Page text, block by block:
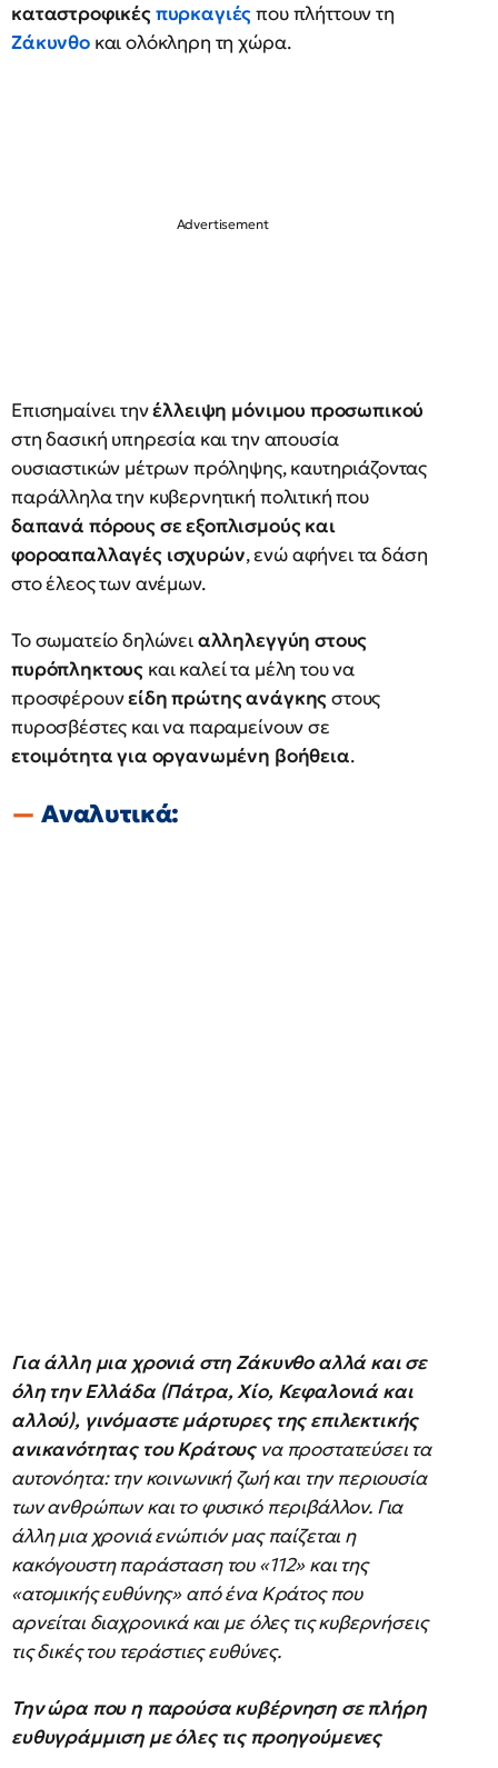
καταστροφικέςπυρκαγιέςπου πλήττουν τη
Ζάκυνθο και ολόκληρη τη χώρα.
Επισημαίνει τηνέλλειψη μόνιμου προσωπικού
στη δασική υπηρεσία και την απουσία
ουσιαστικών μέτρων πρόληψης, καυτηριάζοντας
παράλληλα την κυβερνητική πολιτική που
δαπανά πόρους σε εξοπλισμούς και
φοροαπαλλαγές ισχυρών, ενώ αφήνει τα δάση
στο έλεος των ανέμων.
Το σωματείο δηλώνειαλληλεγγύη στους
πυρόπληκτους και καλεί τα μέλη του να
προσφέρουνείδη πρώτης ανάγκηςστους
πυροσβέστες και να παραμείνουν σε
ετοιμότητα για οργανωμένη βοήθεια.
Αναλυτικά:
Για άλλη μια χρονιά στη Ζάκυνθο αλλά και σε
όλη την Ελλάδα (Πάτρα, Χίο, Κεφαλονιά και
αλλού), γινόμαστε μάρτυρες της επιλεκτικής
ανικανότητας του Κράτουςνα προστατεύσει τα
αυτονόητα: την κοινωνική ζωή και την περιουσία
των ανθρώπων και το φυσικό περιβάλλον. Για
άλλη μια χρονιά ενώπιόν μας παίζεται η
κακόγουστη παράσταση του «112» και της
«ατομικής ευθύνης» από ένα Κράτος που
αρνείται διαχρονικά και με όλες τις κυβερνήσεις
τις δικές του τεράστιες ευθύνες.
Την ώρα που η παρούσα κυβέρνηση σε πλήρη
ευθυγράμμιση με όλες τις προηγούμενες